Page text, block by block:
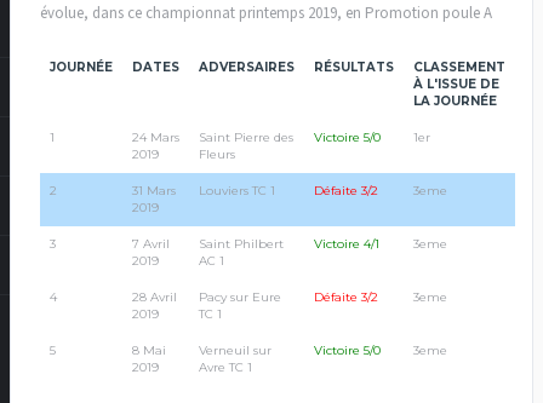
évolue, dans ce championnat printemps 2019, en Promotion poule A
JOURNÉE DATES ADVERSAIRES RÉSULTATS
CLASSEMENT
À L'ISSUE DE
LA JOURNÉE
1
24 Mars
2019
Saint Pierre des
Fleurs
Victoire 5/0 1er
2
31 Mars
2019
Louviers TC 1 Défaite 3/2 3eme
3
7 Avril
2019
Saint Philbert
AC 1
Victoire 4/1 3eme
4
28 Avril
2019
Pacy sur Eure
TC 1
Défaite 3/2 3eme
5
8 Mai
2019
Verneuil sur
Avre TC 1
Victoire 5/0 3eme